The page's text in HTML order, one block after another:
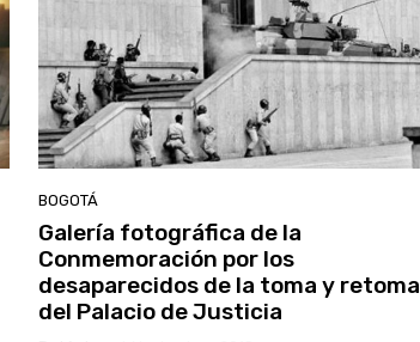
BOGOTÁ
Galería fotográfica de la
Conmemoración por los
desaparecidos de la toma y retoma
del Palacio de Justicia